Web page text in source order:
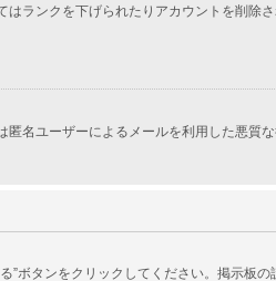
ランクを下げられたりアカウントを削除
名ユーザーによるメールを利用した悪質な
ボタンをクリックしてください。掲示板の